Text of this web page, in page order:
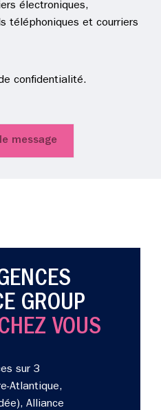
électroniques,
téléphoniques et courriers
confidentialité.
GROUP
VOUS
sur 3
Atlantique,
Alliance